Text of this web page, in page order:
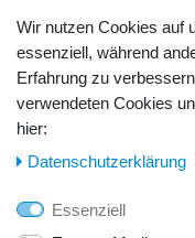
Unsere
GeBOOTE24 - Martin
Wir nutzen Cookies auf
essenziell, während
Erfahrung zu
verwendeten Cookies
hier:
Daten­schutz­erklärung
Essenziell